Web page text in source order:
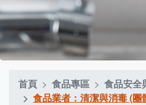
首頁 食品專區
食品安全
食品業者：清潔與消毒 (團